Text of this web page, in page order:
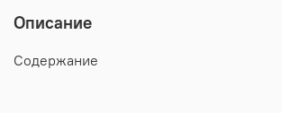
Описание
Содержание